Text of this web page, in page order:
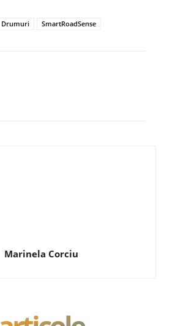
Drumuri SmartRoadSense
Marinela Corciu